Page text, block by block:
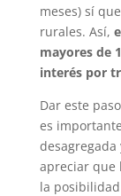
meses) sí
rurales. Así,
mayores de
interés por
Dar este
es
desagregada
apreciar que
la